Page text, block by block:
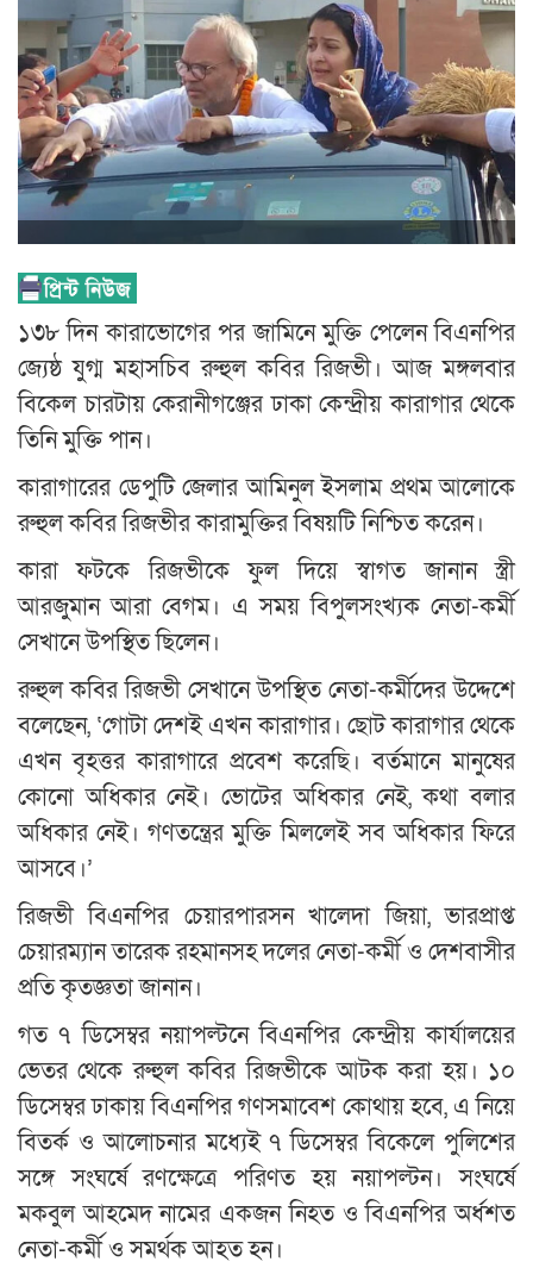
১৩৮ দিন কারাভোগের পর জামিনে মুক্তি পেলেন বিএনপির
জ্যেষ্ঠ যুগ্ম মহাসচিব রুহুল কবির রিজভী। আজ মঙ্গলবার
বিকেল চারটায় কেরানীগঞ্জের ঢাকা কেন্দ্রীয় কারাগার থেকে
তিনি মুক্তি পান।
কারাগারের ডেপুটি জেলার আমিনুল ইসলাম প্রথম আলোকে
রুহুল কবির রিজভীর কারামুক্তির বিষয়টি নিশ্চিত করেন।
কারা ফটকে রিজভীকে ফুল দিয়ে স্বাগত জানান স্ত্রী
আরজুমান আরা বেগম। এ সময় বিপুলসংখ্যক নেতা-কর্মী
সেখানে উপস্থিত ছিলেন।
রুহুল কবির রিজভী সেখানে উপস্থিত নেতা-কর্মীদের উদ্দেশে
বলেছেন, ‘গোটা দেশই এখন কারাগার। ছোট কারাগার থেকে
এখন বৃহত্তর কারাগারে প্রবেশ করেছি। বর্তমানে মানুষের
কোনো অধিকার নেই। ভোটের অধিকার নেই, কথা বলার
অধিকার নেই। গণতন্ত্রের মুক্তি মিললেই সব অধিকার ফিরে
আসবে।’
রিজভী বিএনপির চেয়ারপারসন খালেদা জিয়া, ভারপ্রাপ্ত
চেয়ারম্যান তারেক রহমানসহ দলের নেতা-কর্মী ও দেশবাসীর
প্রতি কৃতজ্ঞতা জানান।
গত ৭ ডিসেম্বর নয়াপল্টনে বিএনপির কেন্দ্রীয় কার্যালয়ের
ভেতর থেকে রুহুল কবির রিজভীকে আটক করা হয়। ১০
ডিসেম্বর ঢাকায় বিএনপির গণসমাবেশ কোথায় হবে, এ নিয়ে
বিতর্ক ও আলোচনার মধ্যেই ৭ ডিসেম্বর বিকেলে পুলিশের
সঙ্গে সংঘর্ষে রণক্ষেত্রে পরিণত হয় নয়াপল্টন। সংঘর্ষে
মকবুল আহমেদ নামের একজন নিহত ও বিএনপির অর্ধশত
নেতা-কর্মী ও সমর্থক আহত হন।